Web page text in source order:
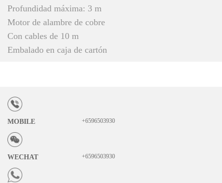
Profundidad máxima: 3 m
Motor de alambre de cobre
Con cables de 10 m
Embalado en caja de cartón
MOBILE +6596503930
WECHAT +6596503930